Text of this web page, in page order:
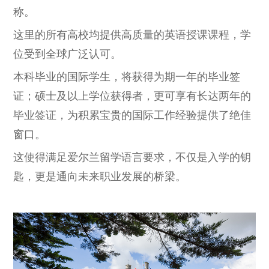
称。
这里的所有高校均提供高质量的英语授课课程，学
位受到全球广泛认可。
本科毕业的国际学生，将获得为期一年的毕业签
证；硕士及以上学位获得者，更可享有长达两年的
毕业签证，为积累宝贵的国际工作经验提供了绝佳
窗口。
这使得满足爱尔兰留学语言要求，不仅是入学的钥
匙，更是通向未来职业发展的桥梁。